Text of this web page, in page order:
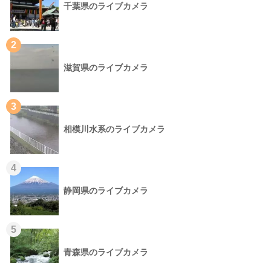
千葉県のライブカメラ
2
滋賀県のライブカメラ
3
相模川水系のライブカメラ
4
静岡県のライブカメラ
5
青森県のライブカメラ